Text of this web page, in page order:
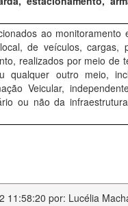
ao monitoramento
de veículos, cargas,
realizados por meio de
qualquer outro meio,
Veicular,
ou não da
11:58:20 por: Lucélia